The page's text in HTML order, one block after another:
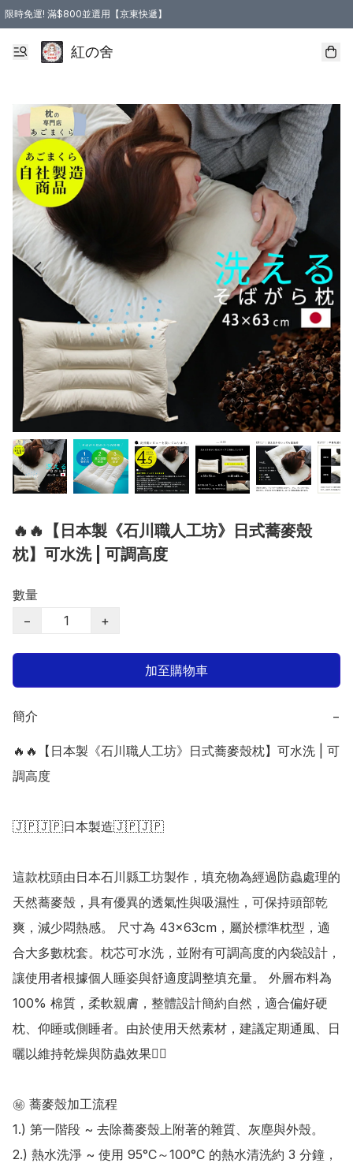
限時免運! 滿$800並選用【京東快遞】
紅の舍
🔥🔥【日本製《石川職人工坊》日式蕎麥殼
枕】可水洗 | 可調高度
數量
−
+
加至購物車
簡介 −
🔥🔥【日本製《石川職人工坊》日式蕎麥殼枕】可水洗 | 可
調高度
🇯🇵🇯🇵日本製造🇯🇵🇯🇵
這款枕頭由日本石川縣工坊製作，填充物為經過防蟲處理的
天然蕎麥殼，具有優異的透氣性與吸濕性，可保持頭部乾
爽，減少悶熱感。 尺寸為 43×63cm，屬於標準枕型，適
合大多數枕套。枕芯可水洗，並附有可調高度的內袋設計，
讓使用者根據個人睡姿與舒適度調整填充量。 外層布料為
100% 棉質，柔軟親膚，整體設計簡約自然，適合偏好硬
枕、仰睡或側睡者。由於使用天然素材，建議定期通風、日
曬以維持乾燥與防蟲效果👍🏻
㊙️ 蕎麥殼加工流程
1.) 第一階段 ~ 去除蕎麥殼上附著的雜質、灰塵與外殼。
2.) 熱水洗淨 ~ 使用 95°C～100°C 的熱水清洗約 3 分鐘，